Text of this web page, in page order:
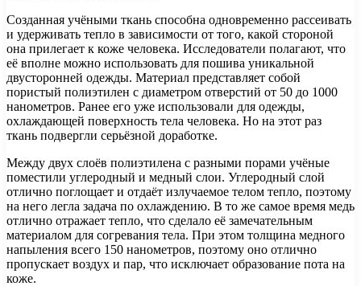
Созданная учёными ткань способна одновременно рассеивать
и удерживать тепло в зависимости от того, какой стороной
она прилегает к коже человека. Исследователи полагают, что
её вполне можно использовать для пошива уникальной
двусторонней одежды. Материал представляет собой
пористый полиэтилен с диаметром отверстий от 50 до 1000
нанометров. Ранее его уже использовали для одежды,
охлаждающей поверхность тела человека. Но на этот раз
ткань подвергли серьёзной доработке.
Между двух слоёв полиэтилена с разными порами учёные
поместили углеродный и медный слои. Углеродный слой
отлично поглощает и отдаёт излучаемое телом тепло, поэтому
на него легла задача по охлаждению. В то же самое время медь
отлично отражает тепло, что сделало её замечательным
материалом для согревания тела. При этом толщина медного
напыления всего 150 нанометров, поэтому оно отлично
пропускает воздух и пар, что исключает образование пота на
коже.